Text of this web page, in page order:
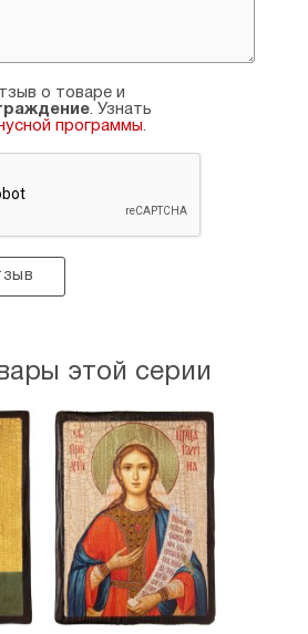
о товаре и
. Узнать
программы.
этой серии